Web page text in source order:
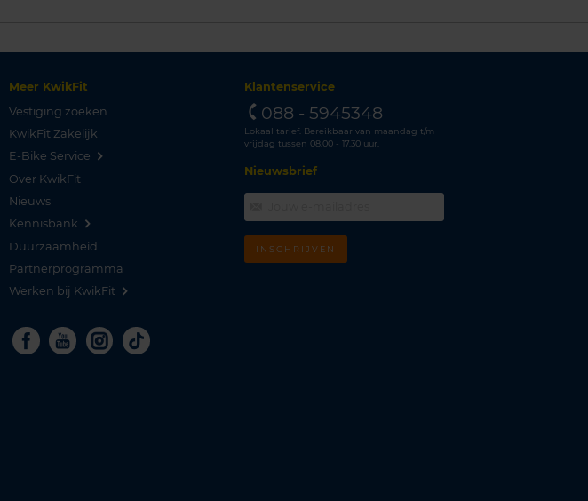
Meer KwikFit
Vestiging zoeken
KwikFit Zakelijk
E-Bike Service
Over KwikFit
Nieuws
Kennisbank
Duurzaamheid
Partnerprogramma
Werken bij KwikFit
Facebook
YoutubeInstagram
Tiktok
Klantenservice
088 - 5945348
Lokaal tarief. Bereikbaar van maandag t/m
vrijdag tussen 08.00 - 17.30 uur.
Nieuwsbrief
INSCHRIJVEN